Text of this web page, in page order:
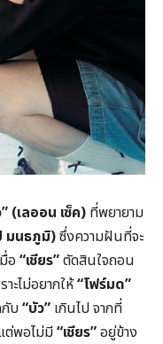
(เลออน เซ็ค) ที่พยายาม
มนธภูมิ)ซึ่งความฝันที่จะ
อ “เชียร”ตัดสินใจถอน
ะไม่อยากให้“โฟร์มด”
บ“บัว” เกินไป จากที่
ต่พอไม่มี“เชียร”อยู่ข้าง